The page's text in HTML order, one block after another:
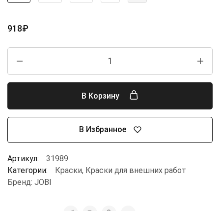
918₽
В Корзину
В Избранное
Артикул:
31989
Категории:
Краски, Краски для внешних работ
Бренд: JOBI